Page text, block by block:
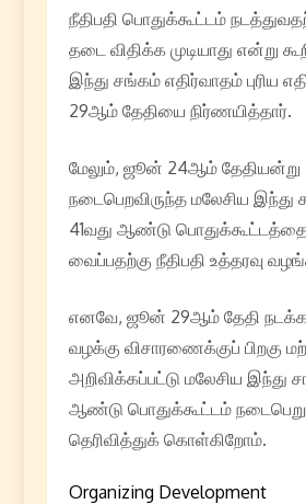
நீதிபதி பொதுக்கூட்டம்
தடை விதிக்க முடியாது என்று
இந்து சங்கம் எதிர்வாதம் புரிய
29ஆம் தேதியை நிர்ணயித்தார்.
மேலும், ஜூன் 24ஆம் தேதியன்று
நடைபெறவிருந்த மலேசிய
41வது ஆண்டு
வைப்பதற்கு நீதிபதி உத்தரவு
எனவே, ஜூன் 29ஆம் தேதி
வழக்கு விசாரணைக்குப் பிறகு
அறிவிக்கப்பட்டு மலேசிய
ஆண்டு பொதுக்கூட்டம்
தெரிவித்துக் கொள்கிறோம்.
Organizing Development